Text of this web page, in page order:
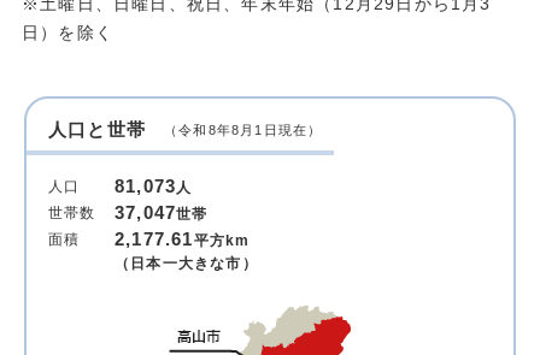
※土曜日、日曜日、祝日、年末年始（12月29日から1月3
日）を除く
人口と世帯 （令和8年8月1日現在）
人口 81,073人
世帯数
37,047世帯
面積
2,177.61平方km
（日本一大きな市）